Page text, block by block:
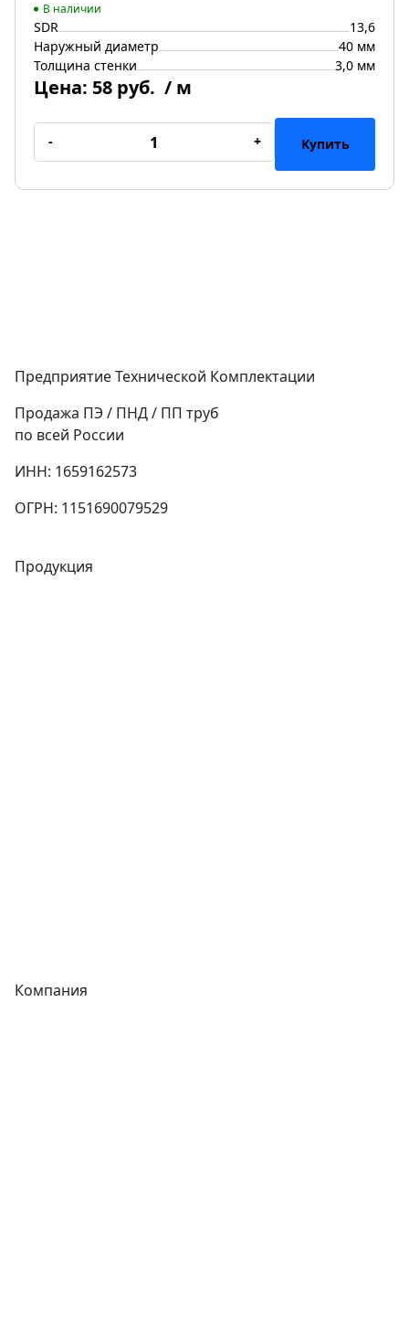
В наличии
SDR
13,6
Наружный диаметр
40 мм
Толщина стенки
3,0 мм
Цена: 58 руб. / м
- + Купить
Предприятие Технической Комплектации
Продажа ПЭ / ПНД / ПП труб
по всей России
ИНН: 1659162573
ОГРН: 1151690079529
Продукция
Компания